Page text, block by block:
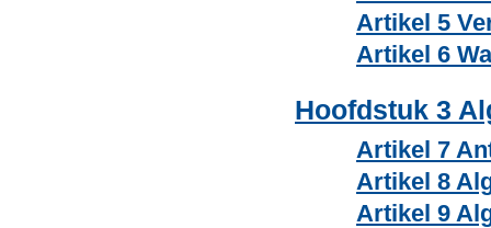
Artikel 5
Artikel 6
Hoofdstuk 3
Artikel 7
Artikel 8
Artikel 9